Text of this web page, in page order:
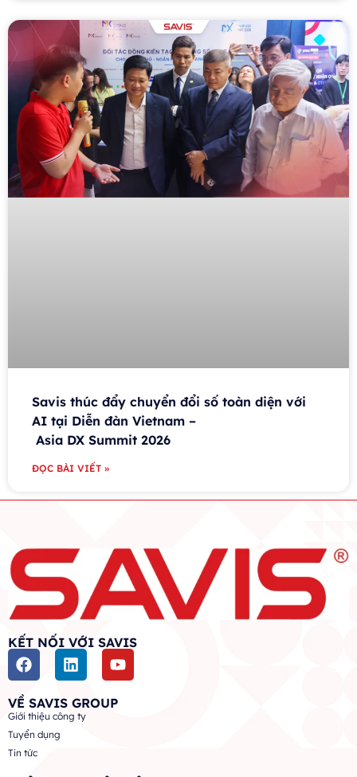
Savis thúc đẩy chuyển đổi số toàn diện với
AI tại Diễn đàn Vietnam –
Asia DX Summit 2026
ĐỌC BÀI VIẾT »
KẾT NỐI VỚI SAVIS
VỀ SAVIS GROUP
Giới thiệu công ty
Tuyển dụng
Tin tức